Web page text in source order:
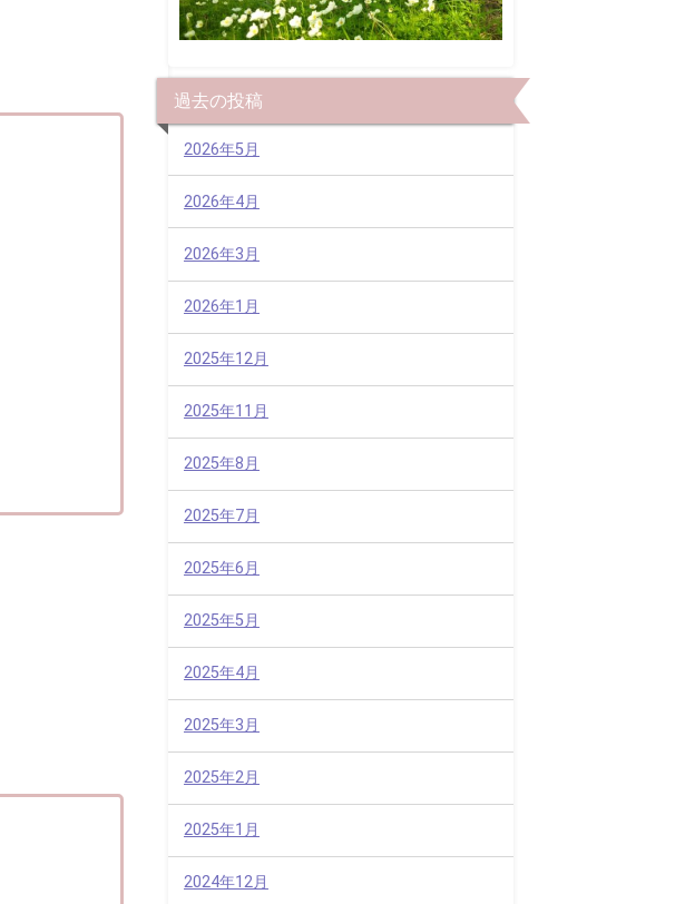
過去の投稿
2026年5月
2026年4月
2026年3月
2026年1月
2025年12月
2025年11月
2025年8月
2025年7月
2025年6月
2025年5月
2025年4月
2025年3月
2025年2月
2025年1月
2024年12月